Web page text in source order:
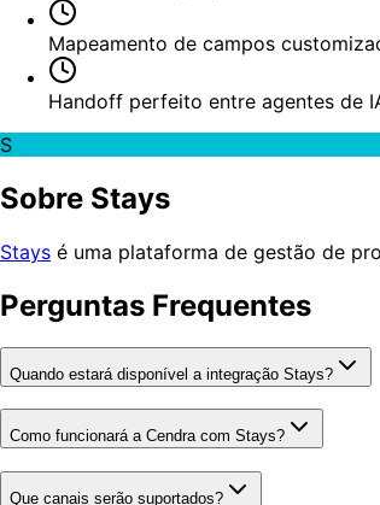
Mapeamento de campos
Handoff perfeito entre agentes de
S
Sobre Stays
Stays é uma plataforma de gestão de
Perguntas Frequentes
Quando estará disponível a integração Stays?
Como funcionará a Cendra com Stays?
Que canais serão suportados?